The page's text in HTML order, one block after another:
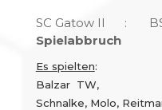
SC Gatow II :
Spielabbruch
Es spielten:
Balzar TW,
Schnalke, Molo,